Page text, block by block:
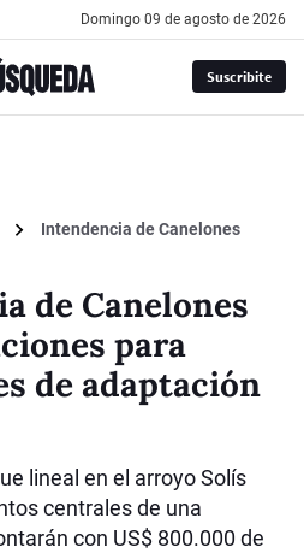
domingo 09 de agosto de 2026
Suscribite
Intendencia de Canelones
de Canelones
para
de adaptación
lineal en el arroyo Solís
centrales de una
con US$ 800.000 de